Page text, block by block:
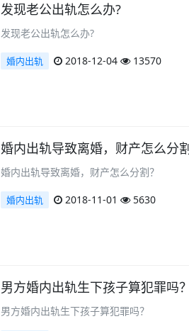
发现老公出轨怎么办?
发现老公出轨怎么办?
婚内出轨 2018-12-04 13570
婚内出轨导致离婚，财产怎么分割
婚内出轨导致离婚，财产怎么分割？
婚内出轨 2018-11-01 5630
男方婚内出轨生下孩子算犯罪吗？
男方婚内出轨生下孩子算犯罪吗？